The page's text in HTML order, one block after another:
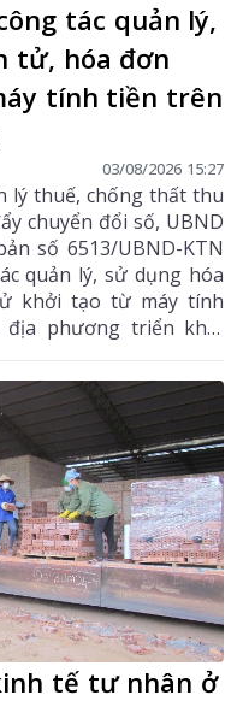
tác quản lý,
tử, hóa đơn
tính tiền trên
03/08/2026 15:27
lý thuế, chống thất thu
chuyển đổi số, UBND
số 6513/UBND-KTN
quản lý, sử dụng hóa
khởi tạo từ máy tính
địa phương triển khai
cao hiệu quả quản
và thúc đẩy chuyển
tế tư nhân ở